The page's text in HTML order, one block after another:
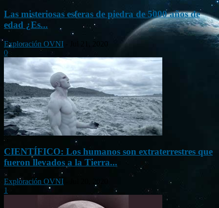
Las misteriosas esferas de piedra de 5000 años de
edad ¿Es...
Exploración OVNI
Jul 21, 2020
0
CIENTÍFICO: Los humanos son extraterrestres que
fueron llevados a la Tierra...
Exploración OVNI
1